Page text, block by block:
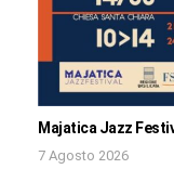
Majatica Jazz
7 Agosto 2026